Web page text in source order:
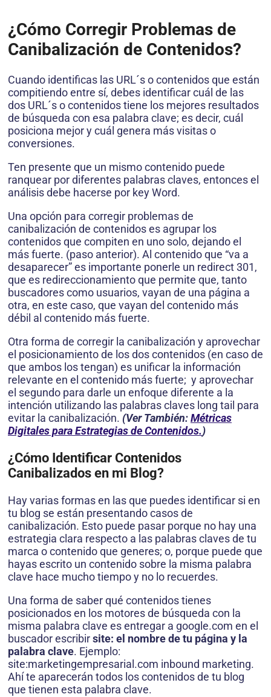
¿Cómo Corregir Problemas de
Canibalización de Contenidos?
Cuando identificas las URL´s o contenidos que están
compitiendo entre sí, debes identificar cuál de las
dos URL´s o contenidos tiene los mejores resultados
de búsqueda con esa palabra clave; es decir, cuál
posiciona mejor y cuál genera más visitas o
conversiones.
Ten presente que un mismo contenido puede
ranquear por diferentes palabras claves, entonces el
análisis debe hacerse por key Word.
Una opción para corregir problemas de
canibalización de contenidos es agrupar los
contenidos que compiten en uno solo, dejando el
más fuerte. (paso anterior). Al contenido que “va a
desaparecer” es importante ponerle un redirect 301,
que es redireccionamiento que permite que, tanto
buscadores como usuarios, vayan de una página a
otra, en este caso, que vayan del contenido más
débil al contenido más fuerte.
Otra forma de corregir la canibalización y aprovechar
el posicionamiento de los dos contenidos (en caso de
que ambos los tengan) es unificar la información
relevante en el contenido más fuerte; y aprovechar
el segundo para darle un enfoque diferente a la
intención utilizando las palabras claves long tail para
evitar la canibalización. (Ver También:Métricas
Digitales para Estrategias de Contenidos.)
¿Cómo Identificar Contenidos
Canibalizados en mi Blog?
Hay varias formas en las que puedes identificar si en
tu blog se están presentando casos de
canibalización. Esto puede pasar porque no hay una
estrategia clara respecto a las palabras claves de tu
marca o contenido que generes; o, porque puede que
hayas escrito un contenido sobre la misma palabra
clave hace mucho tiempo y no lo recuerdes.
Una forma de saber qué contenidos tienes
posicionados en los motores de búsqueda con la
misma palabra clave es entregar a google.com en el
buscador escribirsite: el nombre de tu página y la
palabra clave. Ejemplo:
site:marketingempresarial.com inbound marketing.
Ahí te aparecerán todos los contenidos de tu blog
que tienen esta palabra clave.